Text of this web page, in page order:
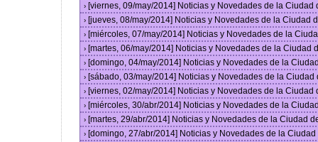
› [viernes, 09/may/2014] Noticias y Novedades de la
› [jueves, 08/may/2014] Noticias y Novedades de la Ciudad
› [miércoles, 07/may/2014] Noticias y Novedades de la
› [martes, 06/may/2014] Noticias y Novedades de la Ciudad
› [domingo, 04/may/2014] Noticias y Novedades de la
› [sábado, 03/may/2014] Noticias y Novedades de la
› [viernes, 02/may/2014] Noticias y Novedades de la
› [miércoles, 30/abr/2014] Noticias y Novedades de la
› [martes, 29/abr/2014] Noticias y Novedades de la Ciudad
› [domingo, 27/abr/2014] Noticias y Novedades de la